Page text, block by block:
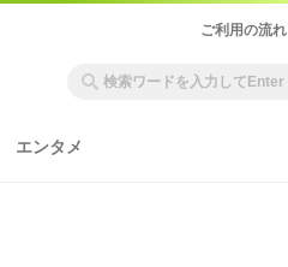
ご利用の流れ
エンタメ